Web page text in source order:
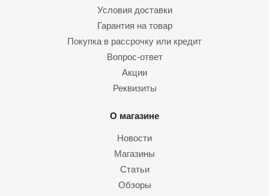
Условия доставки
Гарантия на товар
Покупка в рассрочку или кредит
Вопрос-ответ
Акции
Реквизиты
О магазине
Новости
Магазины
Статьи
Обзоры